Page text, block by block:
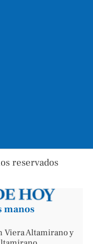
reservados
manos
Viera Altamirano y